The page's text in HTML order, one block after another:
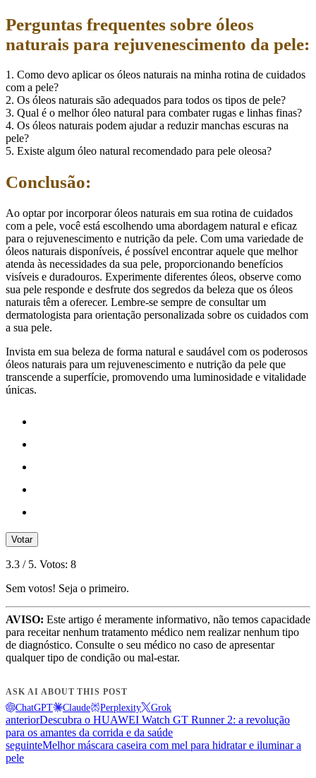
Perguntas frequentes sobre óleos
naturais para rejuvenescimento da pele:
1. Como devo aplicar os óleos naturais na minha rotina de cuidados
com a pele?
2. Os óleos naturais são adequados para todos os tipos de pele?
3. Qual é o melhor óleo natural para combater rugas e linhas finas?
4. Os óleos naturais podem ajudar a reduzir manchas escuras na
pele?
5. Existe algum óleo natural recomendado para pele oleosa?
Conclusão:
Ao optar por incorporar óleos naturais em sua rotina de cuidados
com a pele, você está escolhendo uma abordagem natural e eficaz
para o rejuvenescimento e nutrição da pele. Com uma variedade de
óleos naturais disponíveis, é possível encontrar aquele que melhor
atenda às necessidades da sua pele, proporcionando benefícios
visíveis e duradouros. Experimente diferentes óleos, observe como
sua pele responde e desfrute dos segredos da beleza que os óleos
naturais têm a oferecer. Lembre-se sempre de consultar um
dermatologista para orientação personalizada sobre os cuidados com
a sua pele.
Invista em sua beleza de forma natural e saudável com os poderosos
óleos naturais para um rejuvenescimento e nutrição da pele que
transcende a superfície, promovendo uma luminosidade e vitalidade
únicas.
Votar
3.3 / 5. Votos: 8
Sem votos! Seja o primeiro.
AVISO: Este artigo é meramente informativo, não temos capacidade
para receitar nenhum tratamento médico nem realizar nenhum tipo
de diagnóstico. Consulte o seu médico no caso de apresentar
qualquer tipo de condição ou mal-estar.
ASK AI ABOUT THIS POST
ChatGPT Claude Perplexity Grok
anteriorDescubra o HUAWEI Watch GT Runner 2: a revolução
para os amantes da corrida e da saúde
seguinteMelhor máscara caseira com mel para hidratar e iluminar a
pele